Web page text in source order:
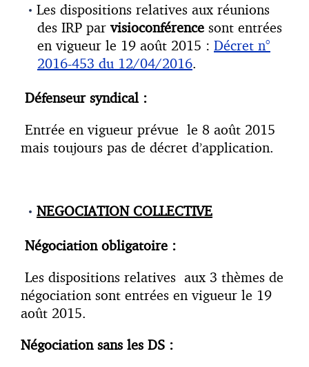
Les dispositions relatives aux réunions
des IRP par visioconférence sont entrées
en vigueur le 19 août 2015 : Décret n°
2016-453 du 12/04/2016.
Défenseur syndical :
Entrée en vigueur prévue le 8 août 2015
mais toujours pas de décret d’application.
NEGOCIATION COLLECTIVE
Négociation obligatoire :
Les dispositions relatives aux 3 thèmes de
négociation sont entrées en vigueur le 19
août 2015.
Négociation sans les DS :